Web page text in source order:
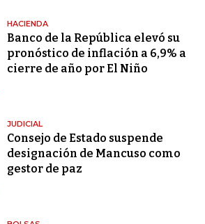
HACIENDA
Banco de la República elevó su
pronóstico de inflación a 6,9% a
cierre de año por El Niño
JUDICIAL
Consejo de Estado suspende
designación de Mancuso como
gestor de paz